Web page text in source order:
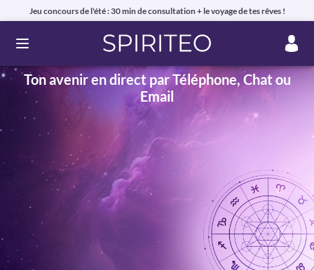
Jeu concours de l'été : 30 min de consultation + le voyage de tes rêves !
Ouvrir le menu
Ton avenir en direct par Téléphone, Chat ou
Email